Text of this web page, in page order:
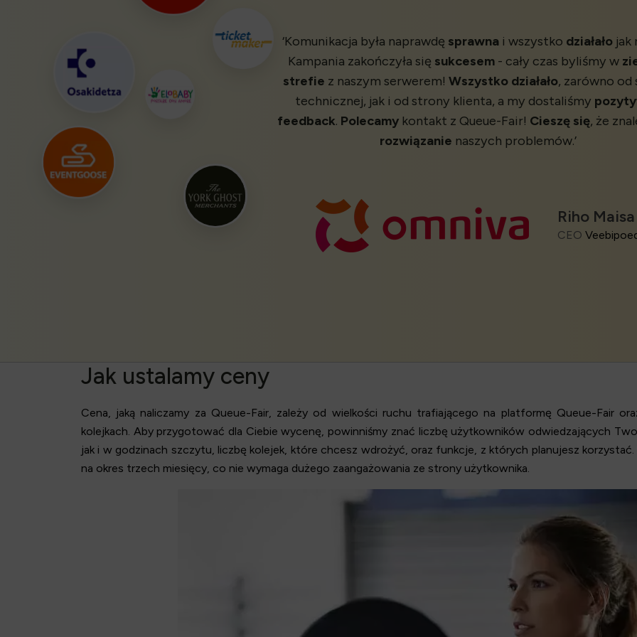
Jem Marsh
Head of Engineering Sun Apps and
‘Komunikacja była naprawdę sprawna i wszystko działało jak
Kampania zakończyła się sukcesem- cały czas byliśmy w
strefie z naszym serwerem! Wszystko działało, zarówno od
technicznej, jak i od strony klienta, a my dostaliśmy
feedback. Polecamykontakt z Queue-Fair! Cieszę się, że
rozwiązanie naszych problemów.’
Riho Maisa
CEO
Alejandro Lara
Sam Hiscocks
Creative Director
Gijs Haccou - Founder &
EventGoose B.V.
Sophie H - Head of Digital
York Ghost Merchants
Aude Curial
Web Manager
Adelmo O - System
Caio Maioral
Head of Agility Bola de Neve
Gilad Haim
Mark Walsh
Totally Tickets
Jak ustalamy ceny
Cena, jaką naliczamy za Queue-Fair, zależy od wielkości ruchu trafiającego na platformę Queue-Fair
kolejkach. Aby przygotować dla Ciebie wycenę, powinniśmy znać liczbę użytkowników odwiedzających
jak i w godzinach szczytu, liczbę kolejek, które chcesz wdrożyć, oraz funkcje, z których planujesz
na okres trzech miesięcy, co nie wymaga dużego zaangażowania ze strony użytkownika.